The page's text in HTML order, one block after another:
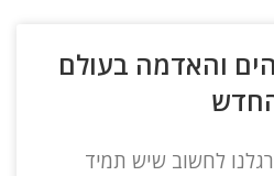
והאדמה בעולם
לחשוב שיש תמיד